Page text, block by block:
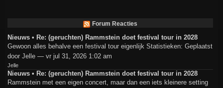
Forum Reacties
Nieuws • Re: (geruchten) Rammstein doet festival tour in 2028
Gewoon alles behalve een festival tour eigenlijk Statistieken: Geplaatst
door Jelle — vr jul 31, 2026 1:02 am
Jelle
Nieuws • Re: (geruchten) Rammstein doet festival tour in 2028
Rammstein met een eigen concert, maar dan een iets kleinere setting